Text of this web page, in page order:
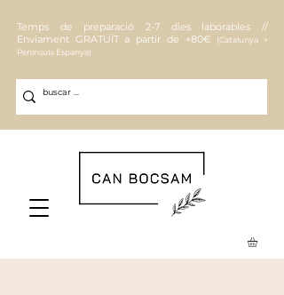
Temps de preparació 2-7 dies laborables //
Enviament GRATUÏT a partir de +80€
(Catalunya +
Península Espanya)